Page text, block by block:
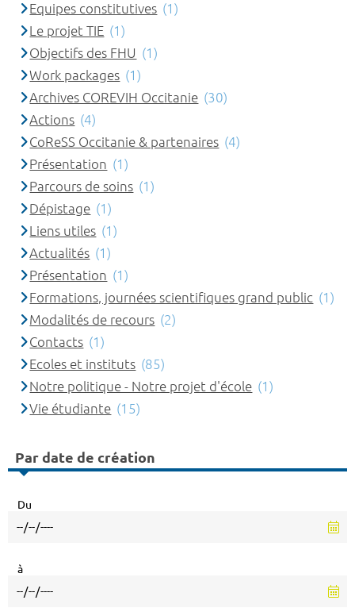
Equipes constitutives (1)
Le projet TIE (1)
Objectifs des FHU (1)
Work packages (1)
Archives COREVIH Occitanie (30)
Actions (4)
CoReSS Occitanie & partenaires (4)
Présentation (1)
Parcours de soins (1)
Dépistage (1)
Liens utiles (1)
Actualités (1)
Présentation (1)
Formations, journées scientifiques grand public (1)
Modalités de recours (2)
Contacts (1)
Ecoles et instituts (85)
Notre politique - Notre projet d'école (1)
Vie étudiante (15)
Par date de création
Du
à